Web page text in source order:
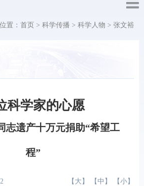
置： 首页 > 科学传播 > 科学人物 > 张文裕
科学家的心愿
遗产十万元捐助“希望工
程”
【 大 】 【 中 】 【 小 】